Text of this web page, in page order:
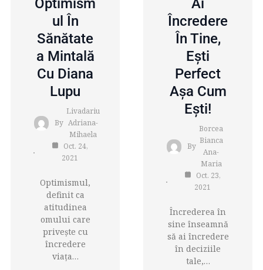
Optimism
Ul În
Sănătate
A Mintală
Cu Diana
Lupu
By
Livadariu
Adriana-
Mihaela
Oct. 24,
2021
Optimismul,
definit ca
atitudinea
omului care
priveşte cu
încredere
viaţa…
Ai
Încredere
În Tine,
Ești
Perfect
Așa Cum
Ești!
By
Borcea
Bianca
Ana-
Maria
Oct. 23,
2021
Încrederea în
sine înseamnă
să ai încredere
în deciziile
tale,…